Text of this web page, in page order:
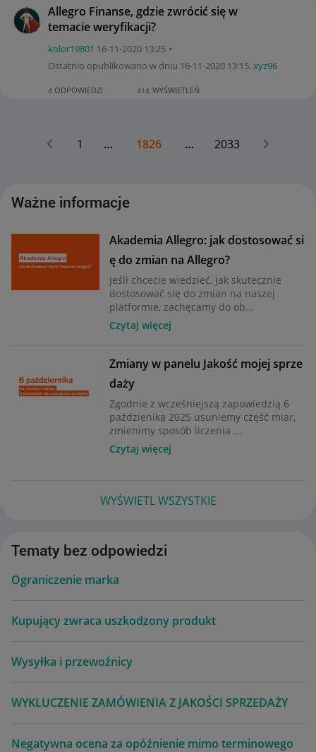
Allegro Finanse, gdzie zwrócić się w
temacie weryfikacji?
kolor19801 ‎16-11-2020 13:25
Ostatnio opublikowano w dniu ‎16-11-2020 13:15, xyz96
4 ODPOWIEDZI 414 WYŚWIETLEŃ
1 … 1826 … 2033
Ważne informacje
Akademia Allegro: jak dostosować si
ę do zmian na Allegro?
Jeśli chcecie wiedzieć, jak skutecznie
dostosować się do zmian na naszej
platformie, zachęcamy do ob...
Czytaj więcej
Zmiany w panelu Jakość mojej sprze
daży
Zgodnie z wcześniejszą zapowiedzią 6
paździenika 2025 usuniemy część miar,
zmienimy sposób liczenia ...
Czytaj więcej
WYŚWIETL WSZYSTKIE
Tematy bez odpowiedzi
Ograniczenie marka
Kupujący zwraca uszkodzony produkt
Wysyłka i przewoźnicy
WYKLUCZENIE ZAMÓWIENIA Z JAKOŚCI SPRZEDAŻY
Negatywna ocena za opóźnienie mimo terminowego